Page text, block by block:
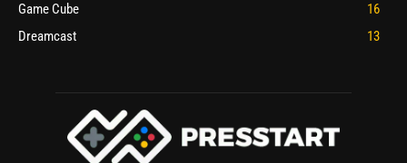
Game Cube
16
Dreamcast
13